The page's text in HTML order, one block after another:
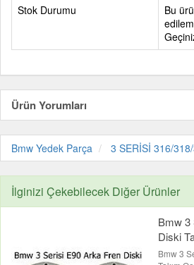
Stok Durumu
Bu
Ürün Yorumları
Bmw Yedek Parça 3 SERİSİ 316/
İlginizi Çekebilecek Diğer Ürünler
Bmw 3
Diski
Bmw 3